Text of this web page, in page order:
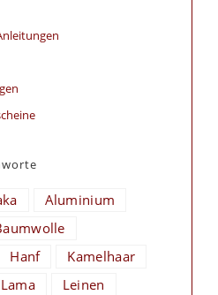
Aluminium
Hanf
Kamelhaar
Lama
Leinen